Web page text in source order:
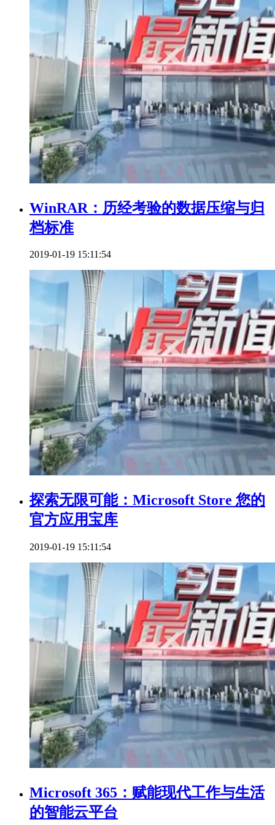
WinRAR：历经考验的数据压缩与归
档标准
2019-01-19 15:11:54
探索无限可能：Microsoft Store 您的
官方应用宝库
2019-01-19 15:11:54
Microsoft 365：赋能现代工作与生活
的智能云平台